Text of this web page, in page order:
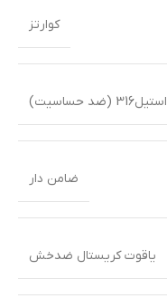
کوارتز
استیل316 (ضد حساسیت)
ضامن دار
یاقوت کریستال ضدخش